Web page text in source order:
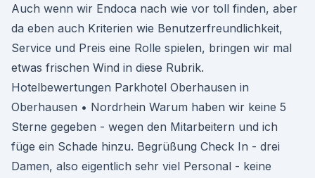
Auch wenn wir Endoca nach wie vor toll finden, aber
da eben auch Kriterien wie Benutzerfreundlichkeit,
Service und Preis eine Rolle spielen, bringen wir mal
etwas frischen Wind in diese Rubrik.
Hotelbewertungen Parkhotel Oberhausen in
Oberhausen • Nordrhein Warum haben wir keine 5
Sterne gegeben - wegen den Mitarbeitern und ich
füge ein Schade hinzu. Begrüßung Check In - drei
Damen, also eigentlich sehr viel Personal - keine